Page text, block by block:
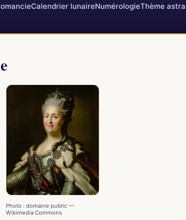
Calendrier lunaireNumérologieThème
Photo : domaine public —
Wikimedia Commons